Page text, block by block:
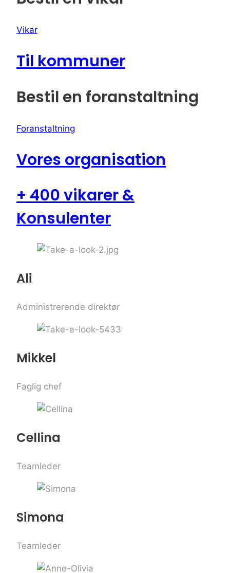
Vikar
Til kommuner
Bestil en foranstaltning
Foranstaltning
Vores organisation
+ 400 vikarer &
Konsulenter
Ali
Administrerende direktør
Mikkel
Faglig chef
Cellina
Teamleder
Simona
Teamleder